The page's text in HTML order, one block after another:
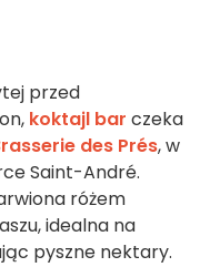
przed
koktajl bar czeka
des Prés, w
Saint-André.
różem
idealna na
pyszne nektary.